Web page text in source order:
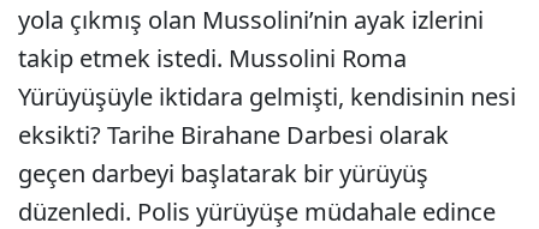
yola çıkmış olan Mussolini’nin ayak izlerini
takip etmek istedi. Mussolini Roma
Yürüyüşüyle iktidara gelmişti, kendisinin nesi
eksikti? Tarihe Birahane Darbesi olarak
geçen darbeyi başlatarak bir yürüyüş
düzenledi. Polis yürüyüşe müdahale edince